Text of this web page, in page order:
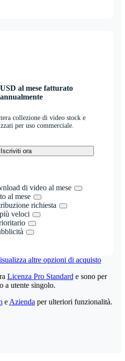
USD al mese fatturato
annualmente
collezione di video stock e
per uso commerciale.
Iscriviti ora
di video al mese
al mese
richiesta
veloci
altre opzioni di acquisto
Licenza Pro Standard e sono per
a utente singolo.
e Azienda per ulteriori funzionalità.